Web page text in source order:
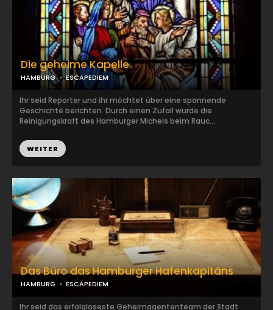
Die geheime Kapelle
HAMBURG ESCAPEDIEM
Ihr seid Reporter und ihr möchtet über eine spannende
Geschichte berichten. Durch einen Zufall wurde die
Reinigungskraft des Hamburger Michels beim Rauc...
WEITER
Das Büro das Hamburger Hafenkapitäns
HAMBURG ESCAPEDIEM
Ihr seid das erfolgloseste Geheimagententeam der Stadt